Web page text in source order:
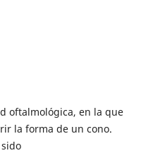
oftalmológica, en la que
la forma de un cono.